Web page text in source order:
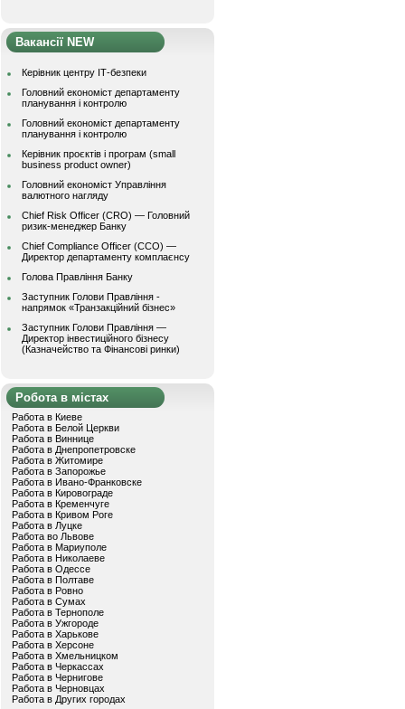
Вакансії NEW
Керівник центру ІТ-безпеки
Головний економіст департаменту
планування і контролю
Головний економіст департаменту
планування і контролю
Керівник проєктів і програм (small
business product owner)
Головний економіст Управління
валютного нагляду
Chief Risk Officer (CRO) — Головний
ризик-менеджер Банку
Chief Compliance Officer (CCO) —
Директор департаменту комплаєнсу
Голова Правління Банку
Заступник Голови Правління -
напрямок «Транзакційний бізнес»
Заступник Голови Правління —
Директор інвестиційного бізнесу
(Казначейство та Фінансові ринки)
Робота в містах
Работа в Киеве
Работа в Белой Церкви
Работа в Виннице
Работа в Днепропетровске
Работа в Житомире
Работа в Запорожье
Работа в Ивано-Франковске
Работа в Кировограде
Работа в Кременчуге
Работа в Кривом Роге
Работа в Луцке
Работа во Львове
Работа в Мариуполе
Работа в Николаеве
Работа в Одессе
Работа в Полтаве
Работа в Ровно
Работа в Сумах
Работа в Тернополе
Работа в Ужгороде
Работа в Харькове
Работа в Херсоне
Работа в Хмельницком
Работа в Черкассах
Работа в Чернигове
Работа в Черновцах
Работа в Других городах